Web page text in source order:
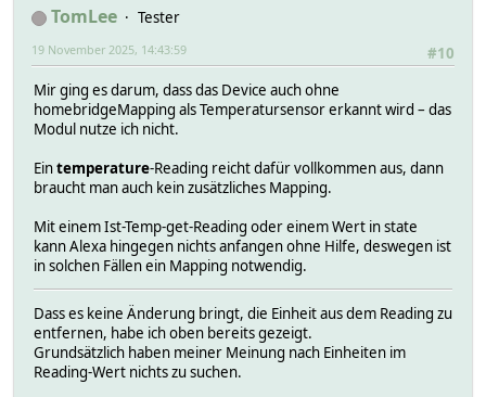
TomLee
Tester
#10
19 November 2025, 14:43:59
Mir ging es darum, dass das Device auch ohne
homebridgeMapping als Temperatursensor erkannt wird – das
Modul nutze ich nicht.
Eintemperature-Reading reicht dafür vollkommen aus, dann
braucht man auch kein zusätzliches Mapping.
Mit einem Ist-Temp-get-Reading oder einem Wert in state
kann Alexa hingegen nichts anfangen ohne Hilfe, deswegen ist
in solchen Fällen ein Mapping notwendig.
Dass es keine Änderung bringt, die Einheit aus dem Reading zu
entfernen, habe ich oben bereits gezeigt.
Grundsätzlich haben meiner Meinung nach Einheiten im
Reading-Wert nichts zu suchen.